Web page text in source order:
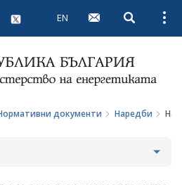
EN Open
документи Наредби